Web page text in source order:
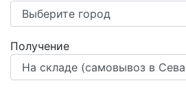
Получение